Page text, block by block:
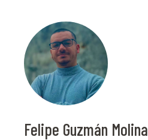
Felipe Guzmán Molina